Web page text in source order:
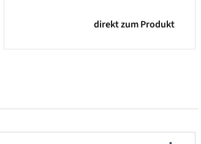
direkt zum Produkt